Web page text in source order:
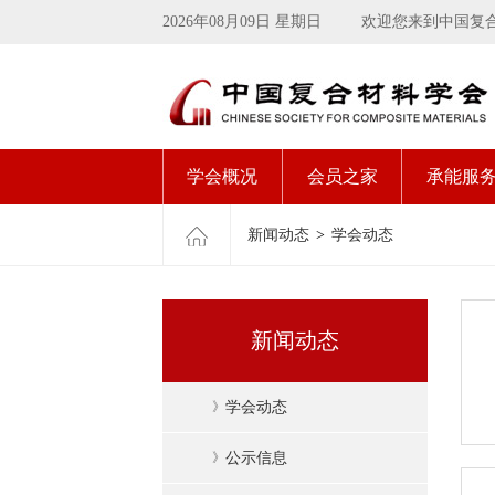
2026年08月09日 星期日 欢迎您来到中国复
学会概况 会员之家 承能服
新闻动态 > 学会动态
新闻动态
》 学会动态
》 公示信息